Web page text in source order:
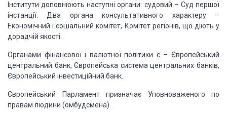
Інститути доповнюють наступні органи: судовий – Суд першої
інстанції. Два органа консультативного характеру –
Економічний і соціальний комітет, Комітетрегіонів, що діють у
дорадчій якості.
Органами фінансової і валютної політики є – Європейський
центральний банк, Європейська система центральних банків,
Європейський інвестиційний банк.
Європейський Парламент призначає Уповноваженого по
правам людини (омбудсмена).